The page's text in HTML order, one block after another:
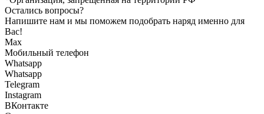
Остались вопросы?
Напишите нам и мы поможем подобрать наряд именно для
Вас!
Max
Мобильный телефон
Whatsapp
Whatsapp
Telegram
Instagram
ВКонтакте